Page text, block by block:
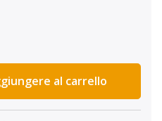
al carrello